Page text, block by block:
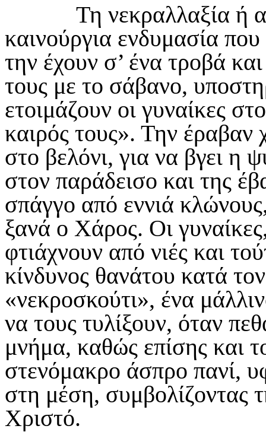
Τη νεκραλλαξία ή
καινούργια ενδυμασία
την έχουν σ’ ένα τροβά
τους με το σάβανο,
ετοιμάζουν οι γυναίκες
καιρός τους». Την
στο βελόνι, για να βγει η
στον παράδεισο και της
σπάγγο από εννιά
ξανά ο Χάρος. Οι
φτιάχνουν από νιές και
κίνδυνος θανάτου κατά
«νεκροσκούτι», ένα
να τους τυλίξουν, όταν
μνήμα, καθώς επίσης και
στενόμακρο άσπρο πανί,
στη μέση, συμβολίζοντας
Χριστό.